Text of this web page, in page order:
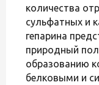
количества
сульфатных и
гепарина
природный
образованию
белковыми и